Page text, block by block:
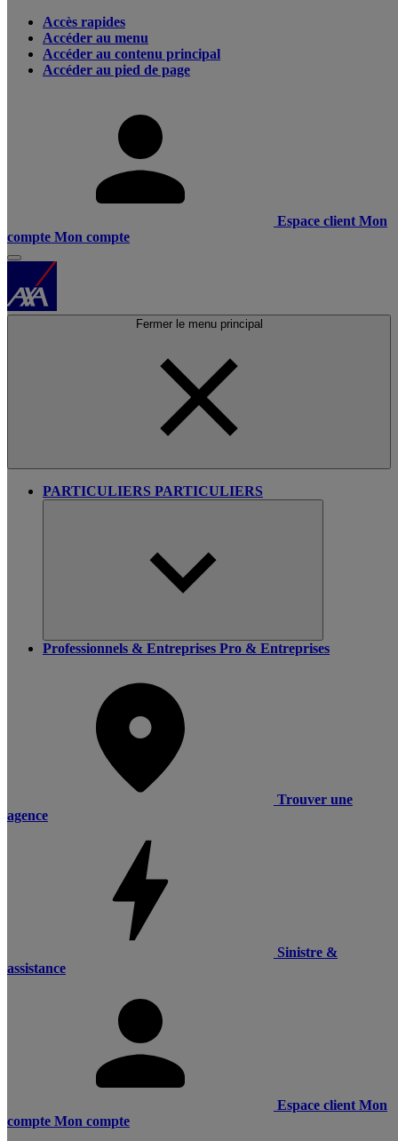
Accès rapides
Accéder au menu
Accéder au contenu principal
Accéder au pied de page
Espace client Mon
compte Mon compte
Fermer le menu principal
PARTICULIERS PARTICULIERS
Professionnels & Entreprises Pro & Entreprises
Trouver une
agence
Sinistre &
assistance
Espace client Mon
compte Mon compte